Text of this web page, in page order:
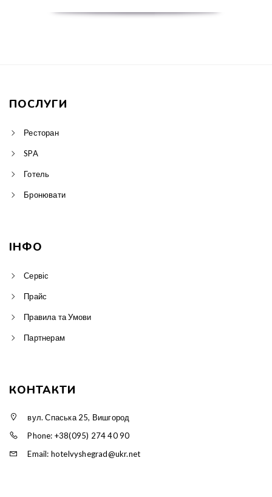
ПОСЛУГИ
Ресторан
SPA
Готель
Бронювати
ІНФО
Сервіс
Прайс
Правила та Умови
Партнерам
КОНТАКТИ
вул. Спаська 25, Вишгород
Phone: +38(095) 274 40 90
Email: hotelvyshegrad@ukr.net